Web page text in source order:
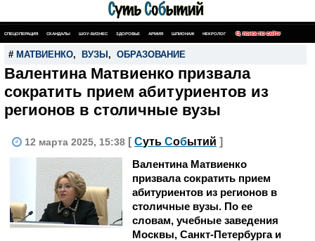
СПЕЦОПЕРАЦИЯ СКАНДАЛЫ ШОУ-БИЗНЕС ЗДОРОВЬЕ АРМИЯ ШПИОНАЖ НЕКРОЛОГ ПОИСК ПО САЙТУ
# МАТВИЕНКО, ВУЗЫ , ОБРАЗОВАНИЕ
Валентина Матвиенко призвала
сократить прием абитуриентов из
регионов в столичные вузы
12 марта 2025, 15:38 [ Суть Событий ]
Валентина Матвиенко
призвала сократить прием
абитуриентов из регионов в
столичные вузы. По ее
словам, учебные заведения
Москвы, Санкт-Петербурга и